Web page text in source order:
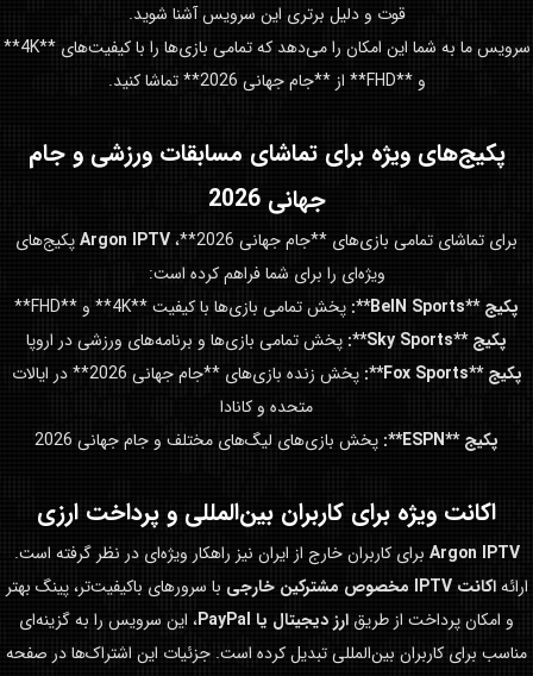
قوت و دلیل برتری این سرویس آشنا شوید.
سرویس ما به شما این امکان را می‌دهد که تمامی بازی‌ها را با کیفیت‌های **4K**
و **FHD** از **جام جهانی 2026** تماشا کنید.
پکیج‌های ویژه برای تماشای مسابقات ورزشی وجام
جهانی 2026
برای تماشای تمامی بازی‌های **جام جهانی 2026**، Argon IPTVپکیج‌های
ویژه‌ای را برای شما فراهم کرده است:
پکیج **BeIN Sports**:
پخش تمامی بازی‌ها با کیفیت **4K** و **FHD**
پکیج **Sky Sports**:
پخش تمامی بازی‌ها و برنامه‌های ورزشی در اروپا
پکیج **Fox Sports**:
پخش زنده بازی‌های **جام جهانی 2026** در ایالات
متحده و کانادا
پکیج **ESPN**:
پخش بازی‌های لیگ‌های مختلف و جام جهانی 2026
اکانت ویژه برای کاربران بین‌المللی و پرداخت ارزی
Argon IPTV برای کاربران خارج از ایران نیز راهکار ویژه‌ای در نظر گرفته است.
ارائهاکانت IPTV مخصوص مشترکین خارجی
با سرورهای باکیفیت‌تر، پینگ بهتر
و امکان پرداخت از طریق ارز دیجیتال یا PayPal
، این سرویس را به گزینه‌ای
مناسب برای کاربران بین‌المللی تبدیل کرده است. جزئیات این اشتراک‌ها در صفحه